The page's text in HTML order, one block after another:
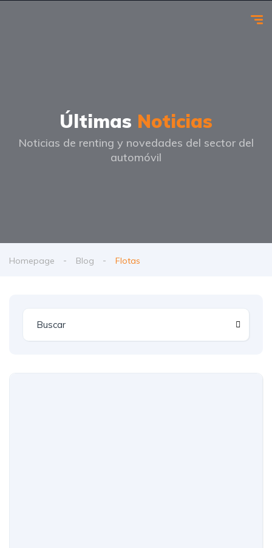
Últimas Noticias
Noticias de renting y novedades del sector del
automóvil
Homepage Blog Flotas